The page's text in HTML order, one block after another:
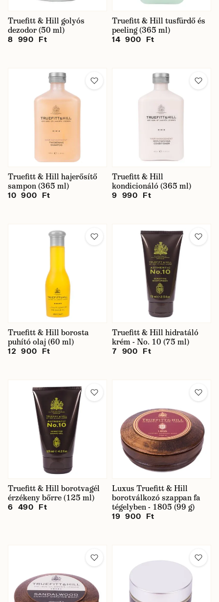
Truefitt & Hill golyós
dezodor (50 ml)
8 990 Ft
Truefitt & Hill tusfürdő és
peeling (365 ml)
14 900 Ft
Truefitt & Hill hajerősítő
sampon (365 ml)
10 900 Ft
Truefitt & Hill
kondicionáló (365 ml)
9 990 Ft
Truefitt & Hill borosta
puhító olaj (60 ml)
12 900 Ft
Truefitt & Hill hidratáló
krém - No. 10 (75 ml)
7 900 Ft
Truefitt & Hill borotvagél
érzékeny bőrre (125 ml)
6 490 Ft
Luxus Truefitt & Hill
borotválkozó szappan fa
tégelyben - 1805 (99 g)
19 900 Ft